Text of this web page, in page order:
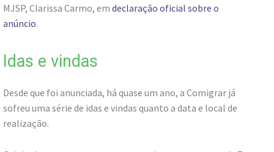
MJSP, Clarissa Carmo, em declaração oficial sobre o
anúncio.
Idas e vindas
Desde que foi anunciada, há quase um ano, a Comigrar já
sofreu uma série de idas e vindas quanto a data e local de
realização.